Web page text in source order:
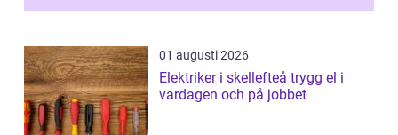
01 augusti 2026
Elektriker i skellefteå trygg el i
vardagen och på jobbet